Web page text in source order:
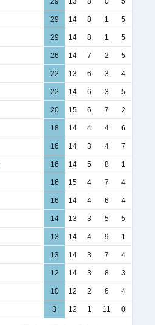
29 14 8 1 5
29 14 8 1 5
26 14 7 2 5
22 13 6 3 4
22 14 6 3 5
20 15 6 7 2
18 14 4 4 6
16 14 3 4 7
16 14 5 8 1
16 15 4 7 4
16 14 4 6 4
14 13 3 5 5
13 14 4 9 1
13 14 3 7 4
12 14 3 8 3
10 12 2 6 4
3 12 1 11 0